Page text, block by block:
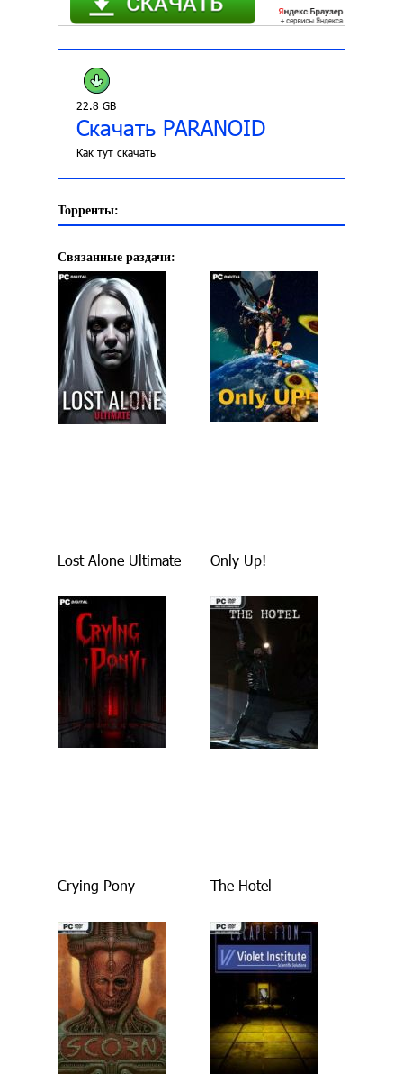
22.8 GB
Скачать PARANOID
Как тут скачать
Торренты:
Связанные раздачи:
Lost Alone Ultimate Only Up!
Crying Pony The Hotel